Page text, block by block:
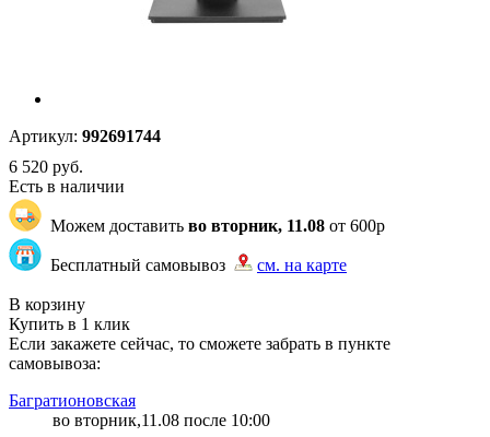
Артикул: 992691744
6 520 руб.
Есть в наличии
Можем доставить во вторник, 11.08 от 600р
Бесплатный самовывоз
см. на карте
В корзину
Купить в 1 клик
Если закажете сейчас, то сможете забрать в пункте
самовывоза:
Багратионовская
во вторник,11.08 после 10:00